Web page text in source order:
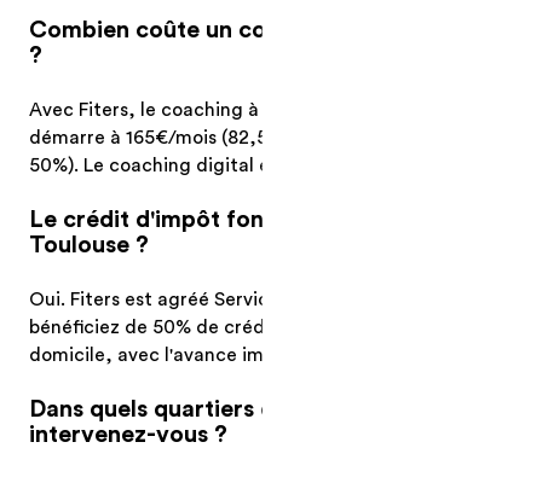
Combien coûte un coach sportif à Toulouse
?
Avec Fiters, le coaching à domicile à Toulouse
démarre à 165€/mois (82,50€ net après crédit d'impôt
50%). Le coaching digital est à 14,90€/mois.
Le crédit d'impôt fonctionne-t-il à
Toulouse ?
Oui. Fiters est agréé Services à la Personne. Vous
bénéficiez de 50% de crédit d'impôt sur le coaching à
domicile, avec l'avance immédiate URSSAF.
Dans quels quartiers de Toulouse
intervenez-vous ?